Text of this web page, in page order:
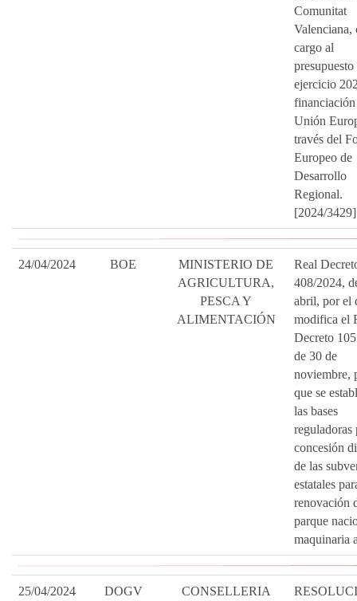
Comunitat
Valenciana,
cargo al
presupuesto
ejercicio
Unión
través del
Europeo de
Desarrollo
Regional.
[2024/3429]
24/04/2024 BOE
MINISTERIO DE
AGRICULTURA,
PESCA Y
ALIMENTACIÓN
Real
408/2024,
abril, por el
modifica el
Decreto
de 30 de
noviembre,
que se
las bases
reguladoras
concesión
de las
estatales
renovación
parque
maquinaria
25/04/2024 DOGV CONSELLERIA